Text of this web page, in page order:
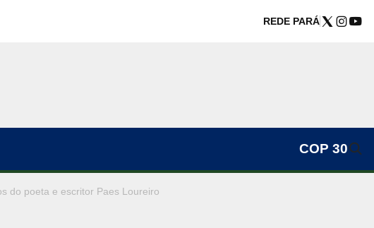
REDE PARÁ
COP 30
do poeta e escritor Paes Loureiro